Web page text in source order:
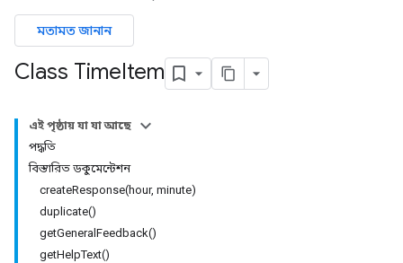
মতামত জানান
Class TimeItem
এই পৃষ্ঠায় যা যা আছে
পদ্ধতি
বিস্তারিত ডকুমেন্টেশন
createResponse(hour, minute)
duplicate()
getGeneralFeedback()
getHelpText()